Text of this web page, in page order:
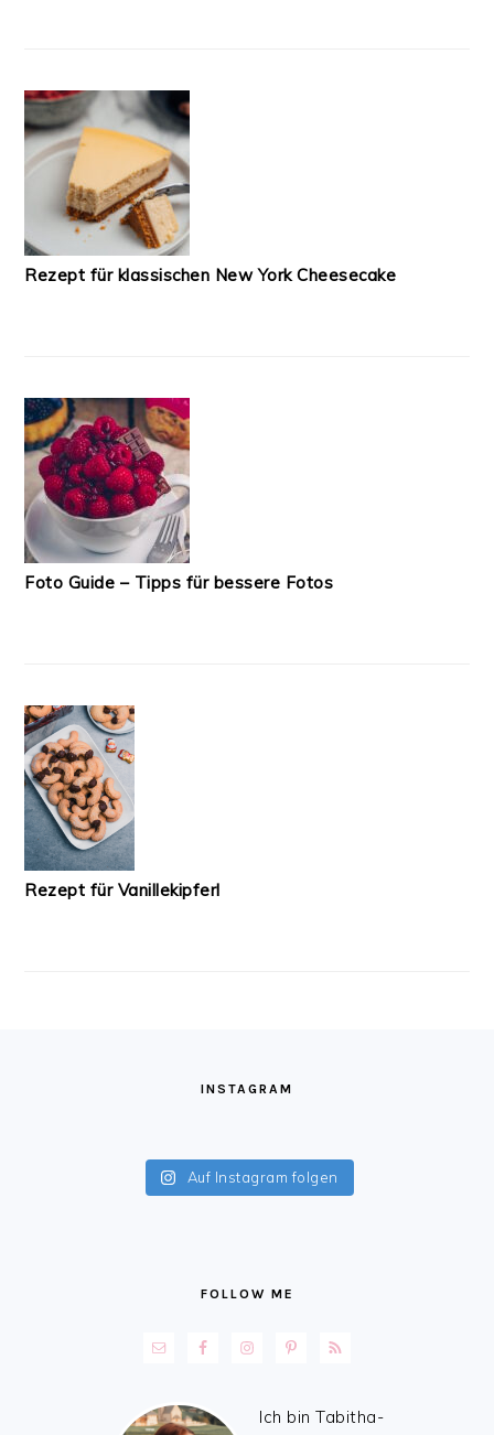
Rezept für klassischen New York Cheesecake
Foto Guide – Tipps für bessere Fotos
Rezept für Vanillekipferl
INSTAGRAM
Auf Instagram folgen
FOLLOW ME
Ich bin Tabitha-